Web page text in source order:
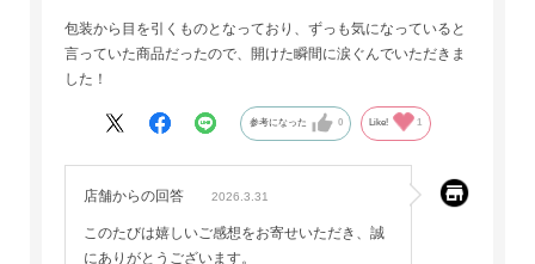
包装から目を引くものとなっており、ずっも気になっていると
言っていた商品だったので、開けた瞬間に涙ぐんでいただきま
した！
参考になった 0 Like! 1
店舗からの回答 2026.3.31
このたびは嬉しいご感想をお寄せいただき、誠
にありがとうございます。